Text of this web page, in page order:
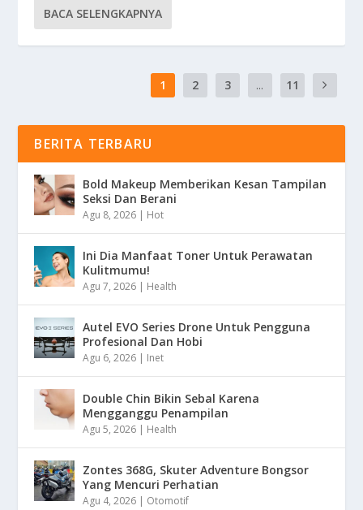
BACA SELENGKAPNYA
1 2 3 ... 11
BERITA TERBARU
Bold Makeup Memberikan Kesan Tampilan
Seksi Dan Berani
Agu 8, 2026 | Hot
Ini Dia Manfaat Toner Untuk Perawatan
Kulitmumu!
Agu 7, 2026 | Health
Autel EVO Series Drone Untuk Pengguna
Profesional Dan Hobi
Agu 6, 2026 | Inet
Double Chin Bikin Sebal Karena
Mengganggu Penampilan
Agu 5, 2026 | Health
Zontes 368G, Skuter Adventure Bongsor
Yang Mencuri Perhatian
Agu 4, 2026 | Otomotif